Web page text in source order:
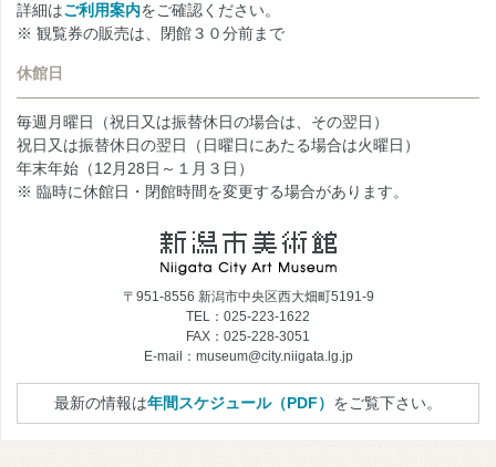
詳細はご利用案内をご確認ください。
※ 観覧券の販売は、閉館３０分前まで
休館日
毎週月曜日（祝日又は振替休日の場合は、その翌日）
祝日又は振替休日の翌日（日曜日にあたる場合は火曜日）
年末年始（12月28日～１月３日）
※ 臨時に休館日・閉館時間を変更する場合があります。
〒951-8556 新潟市中央区西大畑町5191-9
TEL：025-223-1622
FAX：025-228-3051
E-mail：museum@city.niigata.lg.jp
最新の情報は年間スケジュール（PDF） をご覧下さい。